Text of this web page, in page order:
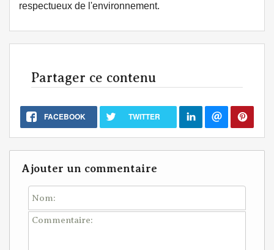
respectueux de l'environnement.
Partager ce contenu
FACEBOOK TWITTER
Ajouter un commentaire